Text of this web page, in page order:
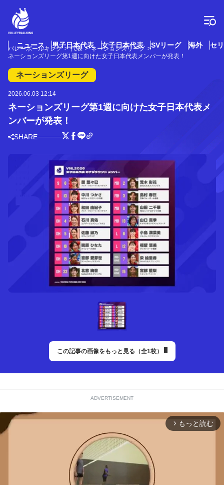
ニュース 男子日本代表 女子日本代表 SVリーグ 海外 セ
バレーボールキング 代表
ネーションズリーグ
ネーションズリーグ第1週に向けた女子日本代表メンバーが発表！
ネーションズリーグ
2026.06.03 12:14
ネーションズリーグ第1週に向けた女子日本代表メ
ンバーが発表！
SHARE
この記事の画像をもっと見る（全1枚）
ADVERTISEMENT
arrow_forward_ios もっと読む